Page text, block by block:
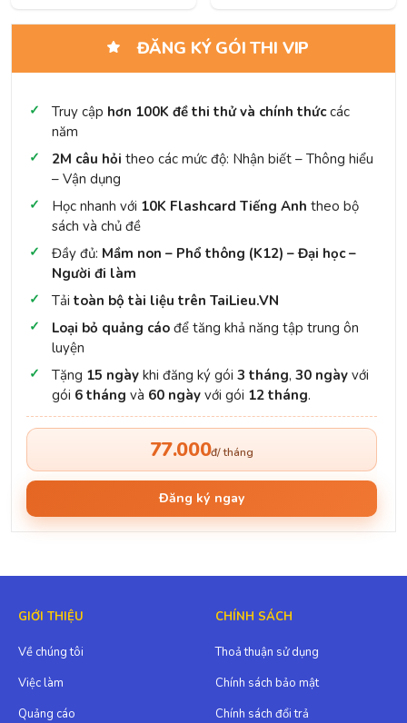
ĐĂNG KÝ GÓI THI VIP
Truy cập hơn 100K đề thi thử và chính thứccác
năm
2M câu hỏi theo các mức độ: Nhận biết – Thông hiểu
– Vận dụng
Học nhanh với 10K Flashcard Tiếng Anh theo bộ
sách và chủ đề
Đầy đủ: Mầm non – Phổ thông (K12) – Đại học –
Người đi làm
Tải toàn bộ tài liệu trên TaiLieu.VN
Loại bỏ quảng cáo để tăng khả năng tập trung ôn
luyện
Tặng 15 ngày khi đăng ký gói 3 tháng, 30 ngày với
gói 6 tháng và 60 ngày với gói 12 tháng.
77.000đ/ tháng
Đăng ký ngay
GIỚI THIỆU
Về chúng tôi
Việc làm
Quảng cáo
CHÍNH SÁCH
Thoả thuận sử dụng
Chính sách bảo mật
Chính sách đổi trả